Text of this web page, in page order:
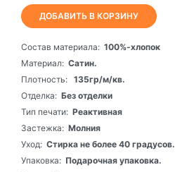
ДОБАВИТЬ В КОРЗИНУ
Состав материала: 100%-хлопок
Материал: Сатин.
Плотность: 135гр/м/кв.
Отделка: Без отделки
Тип печати: Реактивная
Застежка: Молния
Уход: Стирка не более 40 градусов.
Упаковка: Подарочная упаковка.